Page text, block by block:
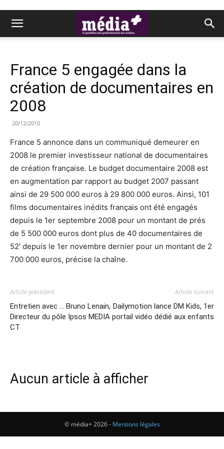
France 5 engagée dans la
création de documentaires en
2008
20/12/2010
France 5 annonce dans un communiqué demeurer en
2008 le premier investisseur national de documentaires
de création française. Le budget documentaire 2008 est
en augmentation par rapport au budget 2007 passant
ainsi de 29 500 000 euros à 29 800 000 euros. Ainsi, 101
films documentaires inédits français ont été engagés
depuis le 1er septembre 2008 pour un montant de prés
de 5 500 000 euros dont plus de 40 documentaires de
52′ depuis le 1er novembre dernier pour un montant de 2
700 000 euros, précise la chaîne.
Article précédent
Entretien avec … Bruno Lenain,
Directeur du pôle Ipsos MEDIA
CT
Article suivant
Dailymotion lance DM Kids, 1er
portail vidéo dédié aux enfants
Aucun article à afficher
© média+ 2026 - Mentions légales